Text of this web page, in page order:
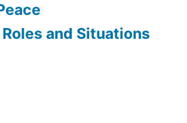
Roles and Situations